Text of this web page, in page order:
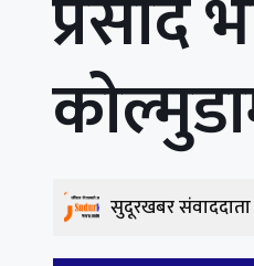
प्रसाद
सुदूरखबर संवाददाता